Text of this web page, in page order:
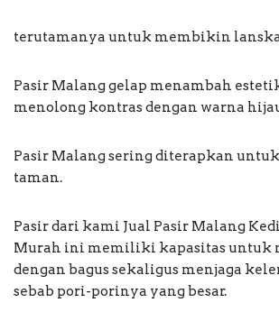
terutamanya untuk membikin
Pasir Malang gelap menambah
menolong kontras dengan warna
Pasir Malang sering diterapkan
taman.
Pasir dari kami Jual Pasir Malang
Murah ini memiliki kapasitas untuk
dengan bagus sekaligus menjaga
sebab pori-porinya yang besar.